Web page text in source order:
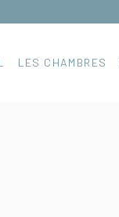
LES CHAMBRES